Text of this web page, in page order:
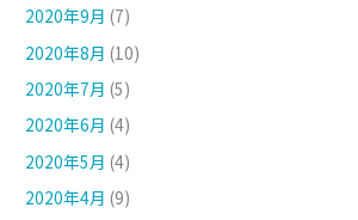
2020年9月 (7)
2020年8月 (10)
2020年7月 (5)
2020年6月 (4)
2020年5月 (4)
2020年4月 (9)